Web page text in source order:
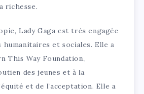
richesse.
Lady Gaga est très engagée
humanitaires et sociales. Elle a
This Way Foundation,
des jeunes et à la
et de l’acceptation. Elle a